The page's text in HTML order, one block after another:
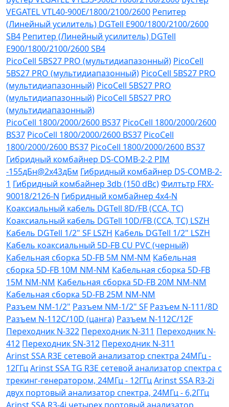
VEGATEL VTL40-900E/1800/2100/2600 Репитер
(Линейный усилитель) DGTell Е900/1800/2100/2600
SB4 Репитер (Линейный усилитель) DGTell
Е900/1800/2100/2600 SB4
PicoCell 5BS27 PRO (мультидиапазонный) PicoCell
5BS27 PRO (мультидиапазонный) PicoCell 5BS27 PRO
(мультидиапазонный) PicoCell 5BS27 PRO
(мультидиапазонный) PicoCell 5BS27 PRO
(мультидиапазонный)
PicoCell 1800/2000/2600 BS37 PicoCell 1800/2000/2600
BS37 PicoCell 1800/2000/2600 BS37 PicoCell
1800/2000/2600 BS37 PicoCell 1800/2000/2600 BS37
Гибридный комбайнер DS-COMB-2-2 PIM
-155дБн@2x43дБм Гибридный комбайнер DS-COMB-2-
1 Гибридный комбайнер 3db (150 dBc)Филтьтр FRX-
90018/2126-N Гибридный комбайнер 4х4-N
Коаксиальный кабель DGTell 8D/FB (CCA, TC)
Коаксиальный кабель DGTell 10D/FB (CCA, TC) LSZH
Кабель DGTell 1/2" SF LSZH Кабель DGTell 1/2" LSZH
Кабель коаксиальный 5D-FB CU PVC (черный)
Кабельная сборка 5D-FB 5М NM-NM Кабельная
сборка 5D-FB 10М NM-NM Кабельная сборка 5D-FB
15М NM-NM Кабельная сборка 5D-FB 20М NM-NM
Кабельная сборка 5D-FB 25М NM-NM
Разъем NM-1/2" Разъем NM-1/2" SF Разъем N-111/8D
Разъем N-112C/10D (цанга) Разъем N-112C/12F
Переходник N-322 Переходник N-311 Переходник N-
412 Переходник SN-312 Переходник N-311
Arinst SSA R3Е сетевой анализатор спектра 24МГц -
12ГГцArinst SSA TG R3Е сетевой анализатор спектра с
трекинг-генератором, 24МГц - 12ГГцArinst SSA R3-2i
двух портовый анализатор спектра, 24МГц - 6,2ГГц